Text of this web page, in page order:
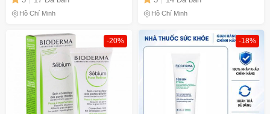
Cho Da Mịn Màng, Chăm
Sóc Da Mặt Chất Lượng
Hồ Chí Minh
Thương Hiệu Pháp, Không
Gây Kích Ứng
Hồ Chí Minh
-20% -18%